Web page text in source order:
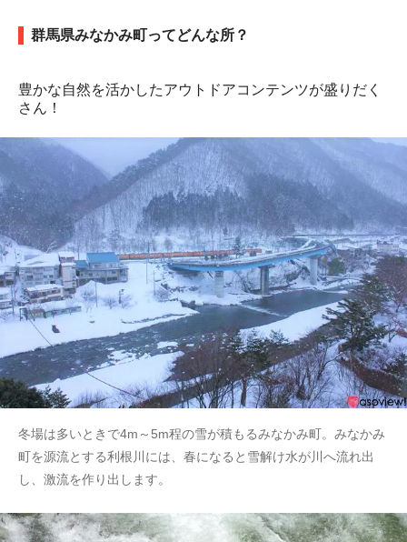
群馬県みなかみ町ってどんな所？
豊かな自然を活かしたアウトドアコンテンツが盛りだく
さん！
冬場は多いときで4m～5m程の雪が積もるみなかみ町。みなかみ
町を源流とする利根川には、春になると雪解け水が川へ流れ出
し、激流を作り出します。